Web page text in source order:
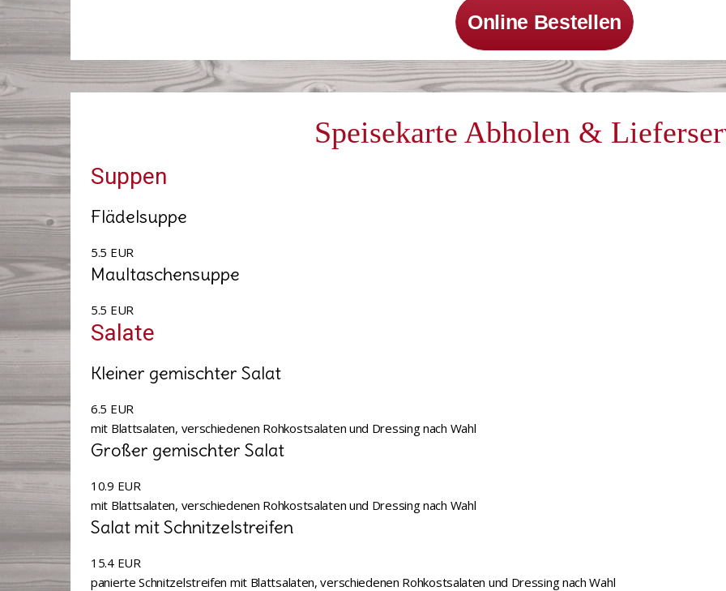
Online Bestellen
Speisekarte Abholen &
Suppen
Flädelsuppe
5.5 EUR
Maultaschensuppe
5.5 EUR
Salate
Kleiner gemischter Salat
6.5 EUR
mit Blattsalaten, verschiedenen Rohkostsalaten und Dressing nach Wahl
Großer gemischter Salat
10.9 EUR
mit Blattsalaten, verschiedenen Rohkostsalaten und Dressing nach Wahl
Salat mit Schnitzelstreifen
15.4 EUR
panierte Schnitzelstreifen mit Blattsalaten, verschiedenen Rohkostsalaten und Dressing nach Wahl